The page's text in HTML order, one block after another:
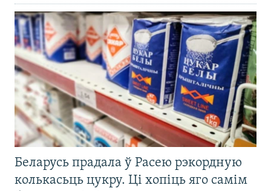
Беларусь прадала ў Расею рэкордную
колькасьць цукру. Ці хопіць яго самім